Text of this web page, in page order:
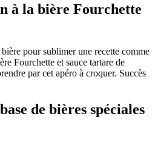
à la bière Fourchette
pour sublimer une recette comme
Fourchette et sauce tartare de
par cet apéro à croquer. Succès
de bières spéciales